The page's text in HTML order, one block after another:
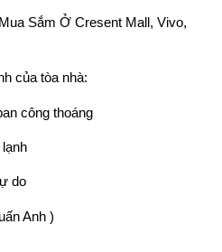
Sắm Ở Cresent Mall, Vivo,
của tòa nhà:
công thoáng
do
Anh )